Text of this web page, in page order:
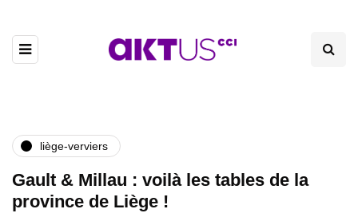
liège-verviers
Gault & Millau : voilà les tables de la
province de Liège !